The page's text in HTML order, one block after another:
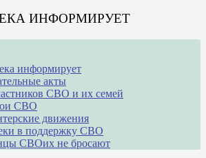
ИНФОРМИРУЕТ
информирует
акты
СВО и их семей
СВО
движения
в поддержку СВО
СВОих не бросают